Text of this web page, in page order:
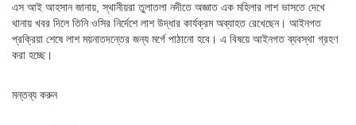
এস আই আহসান জানায়, স্থানীয়রা তুলাতলা নদীতে অজ্ঞাত এক মহিলার লাশ ভাসতে দেখে
থানায় খবর দিলে তিনি ওসির নির্দেশে লাশ উদ্ধার কার্যক্রম অব্যাহত রেখেছেন। আইনগত
প্রক্রিয়া শেষে লাশ ময়নাতদন্তের জন্য মর্গে পাঠানো হবে। এ বিষয়ে আইনগত ব্যবস্থা গ্রহণ
করা হচ্ছে।
মন্তব্য করুন